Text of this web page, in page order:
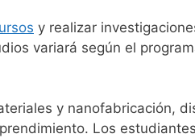
y realizar
variará según el
y nanofabricación,
Los